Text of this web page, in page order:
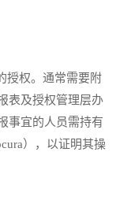
权。通常需要附
表及授权管理层办
事宜的人员需持有
），以证明其操